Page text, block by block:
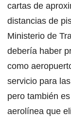
cartas de
distancias de
Ministerio de
debería haber
como
servicio para
pero también
aerolínea que